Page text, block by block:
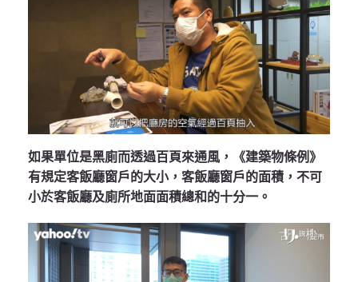
如果單位是黑廁而透過百頁來通風，《建築物條例》
有規定客飯廳窗戶的大小，客飯廳窗戶的面積，不可
小於客飯廳及廁所地面面積總和的十分一。